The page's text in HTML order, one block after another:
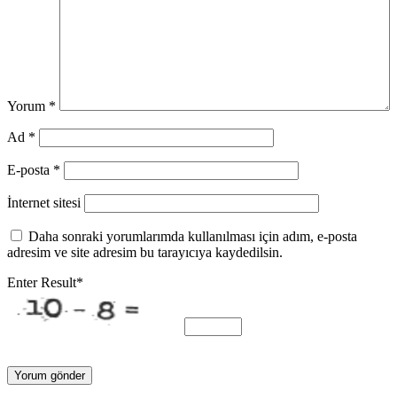
Yorum *
Ad *
E-posta *
İnternet sitesi
Daha sonraki yorumlarımda kullanılması için adım, e-posta
adresim ve site adresim bu tarayıcıya kaydedilsin.
Enter Result*